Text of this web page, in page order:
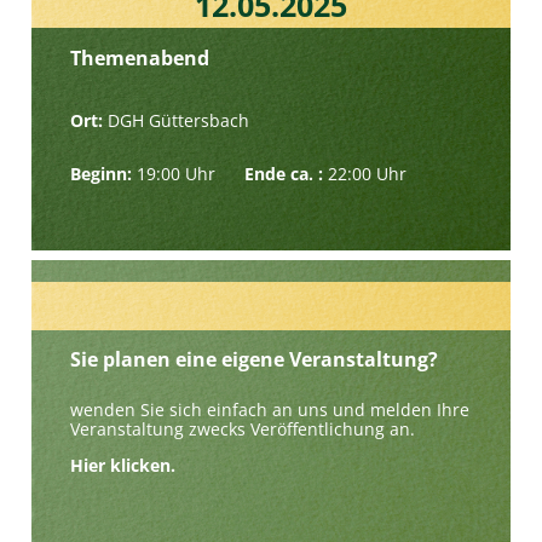
Themenabend
Ort:DGH Güttersbach
Beginn: 19:00 UhrEnde ca. :22:00 Uhr
Sie planen eine eigene Veranstaltung?
wenden Sie sich einfach an uns und melden Ihre
Veranstaltung zwecks Veröffentlichung an.
Hier klicken.